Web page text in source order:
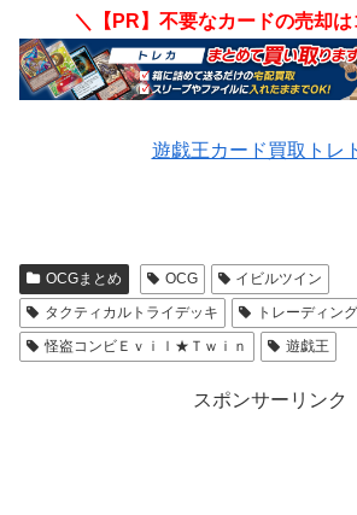
＼【PR】不要なカードの売却
遊戯王カード買取トレ
OCGまとめ OCG
イビルツイン
タクティカルトライデッキ
トレーディン
怪盗コンビＥｖｉｌ★Ｔｗｉｎ
遊戯王
スポンサーリンク